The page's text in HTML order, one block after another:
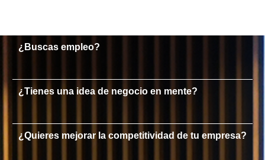
¿Buscas empleo?
¿Tienes una idea de negocio en mente?
¿Quieres mejorar la competitividad de tu empresa?